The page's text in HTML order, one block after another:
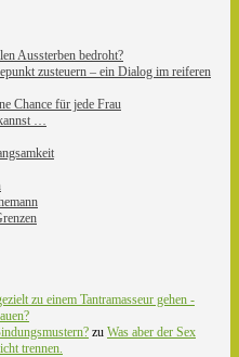
Aussterben bedroht?
zusteuern – ein Dialog im reiferen
Chance für jede Frau
…
zu einem Tantramasseur gehen -
zu Was aber der Sex
trennen.